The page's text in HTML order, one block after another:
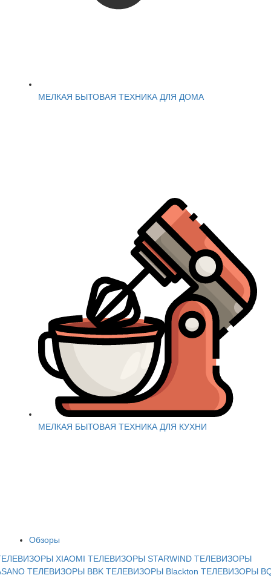
МЕЛКАЯ БЫТОВАЯ ТЕХНИКА ДЛЯ ДОМА
МЕЛКАЯ БЫТОВАЯ ТЕХНИКА ДЛЯ КУХНИ
Обзоры
XIAOMI ТЕЛЕВИЗОРЫ STARWIND ТЕЛЕВИЗОРЫ
ТЕЛЕВИЗОРЫ BBK ТЕЛЕВИЗОРЫ Blackton ТЕЛЕВИЗОРЫ